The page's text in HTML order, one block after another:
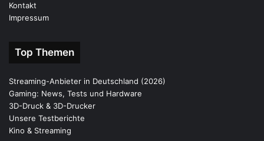
Kontakt
Impressum
Top Themen
Streaming-Anbieter in Deutschland (2026)
Gaming: News, Tests und Hardware
3D-Druck & 3D-Drucker
Unsere Testberichte
Kino & Streaming